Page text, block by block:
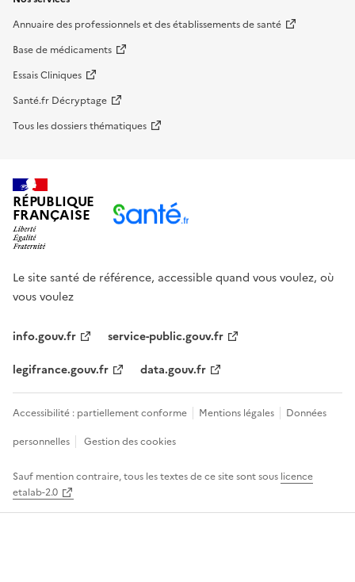
Annuaire des professionnels et des établissements de santé
Base de médicaments
Essais Cliniques
Santé.fr Décryptage
Tous les dossiers thématiques
RÉPUBLIQUE
FRANÇAISE
Le site santé de référence, accessible quand vous voulez, où
vous voulez
info.gouv.fr
service-public.gouv.fr
legifrance.gouv.fr
data.gouv.fr
Accessibilité : partiellement conforme Mentions légales
Données
personnelles
Gestion des cookies
Sauf mention contraire, tous les textes de ce site sont sous licence
etalab-2.0